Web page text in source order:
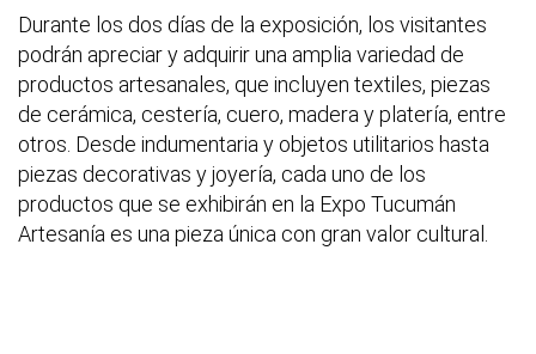
Durante los dos días de la exposición, los visitantes
podrán apreciar y adquirir una amplia variedad de
productos artesanales, que incluyen textiles, piezas
de cerámica, cestería, cuero, madera y platería, entre
otros. Desde indumentaria y objetos utilitarios hasta
piezas decorativas y joyería, cada uno de los
productos que se exhibirán en la Expo Tucumán
Artesanía es una pieza única con gran valor cultural.